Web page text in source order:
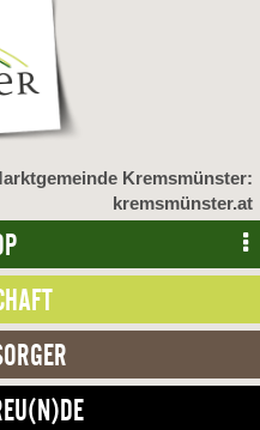
Kremsmünster:
kremsmünster.at